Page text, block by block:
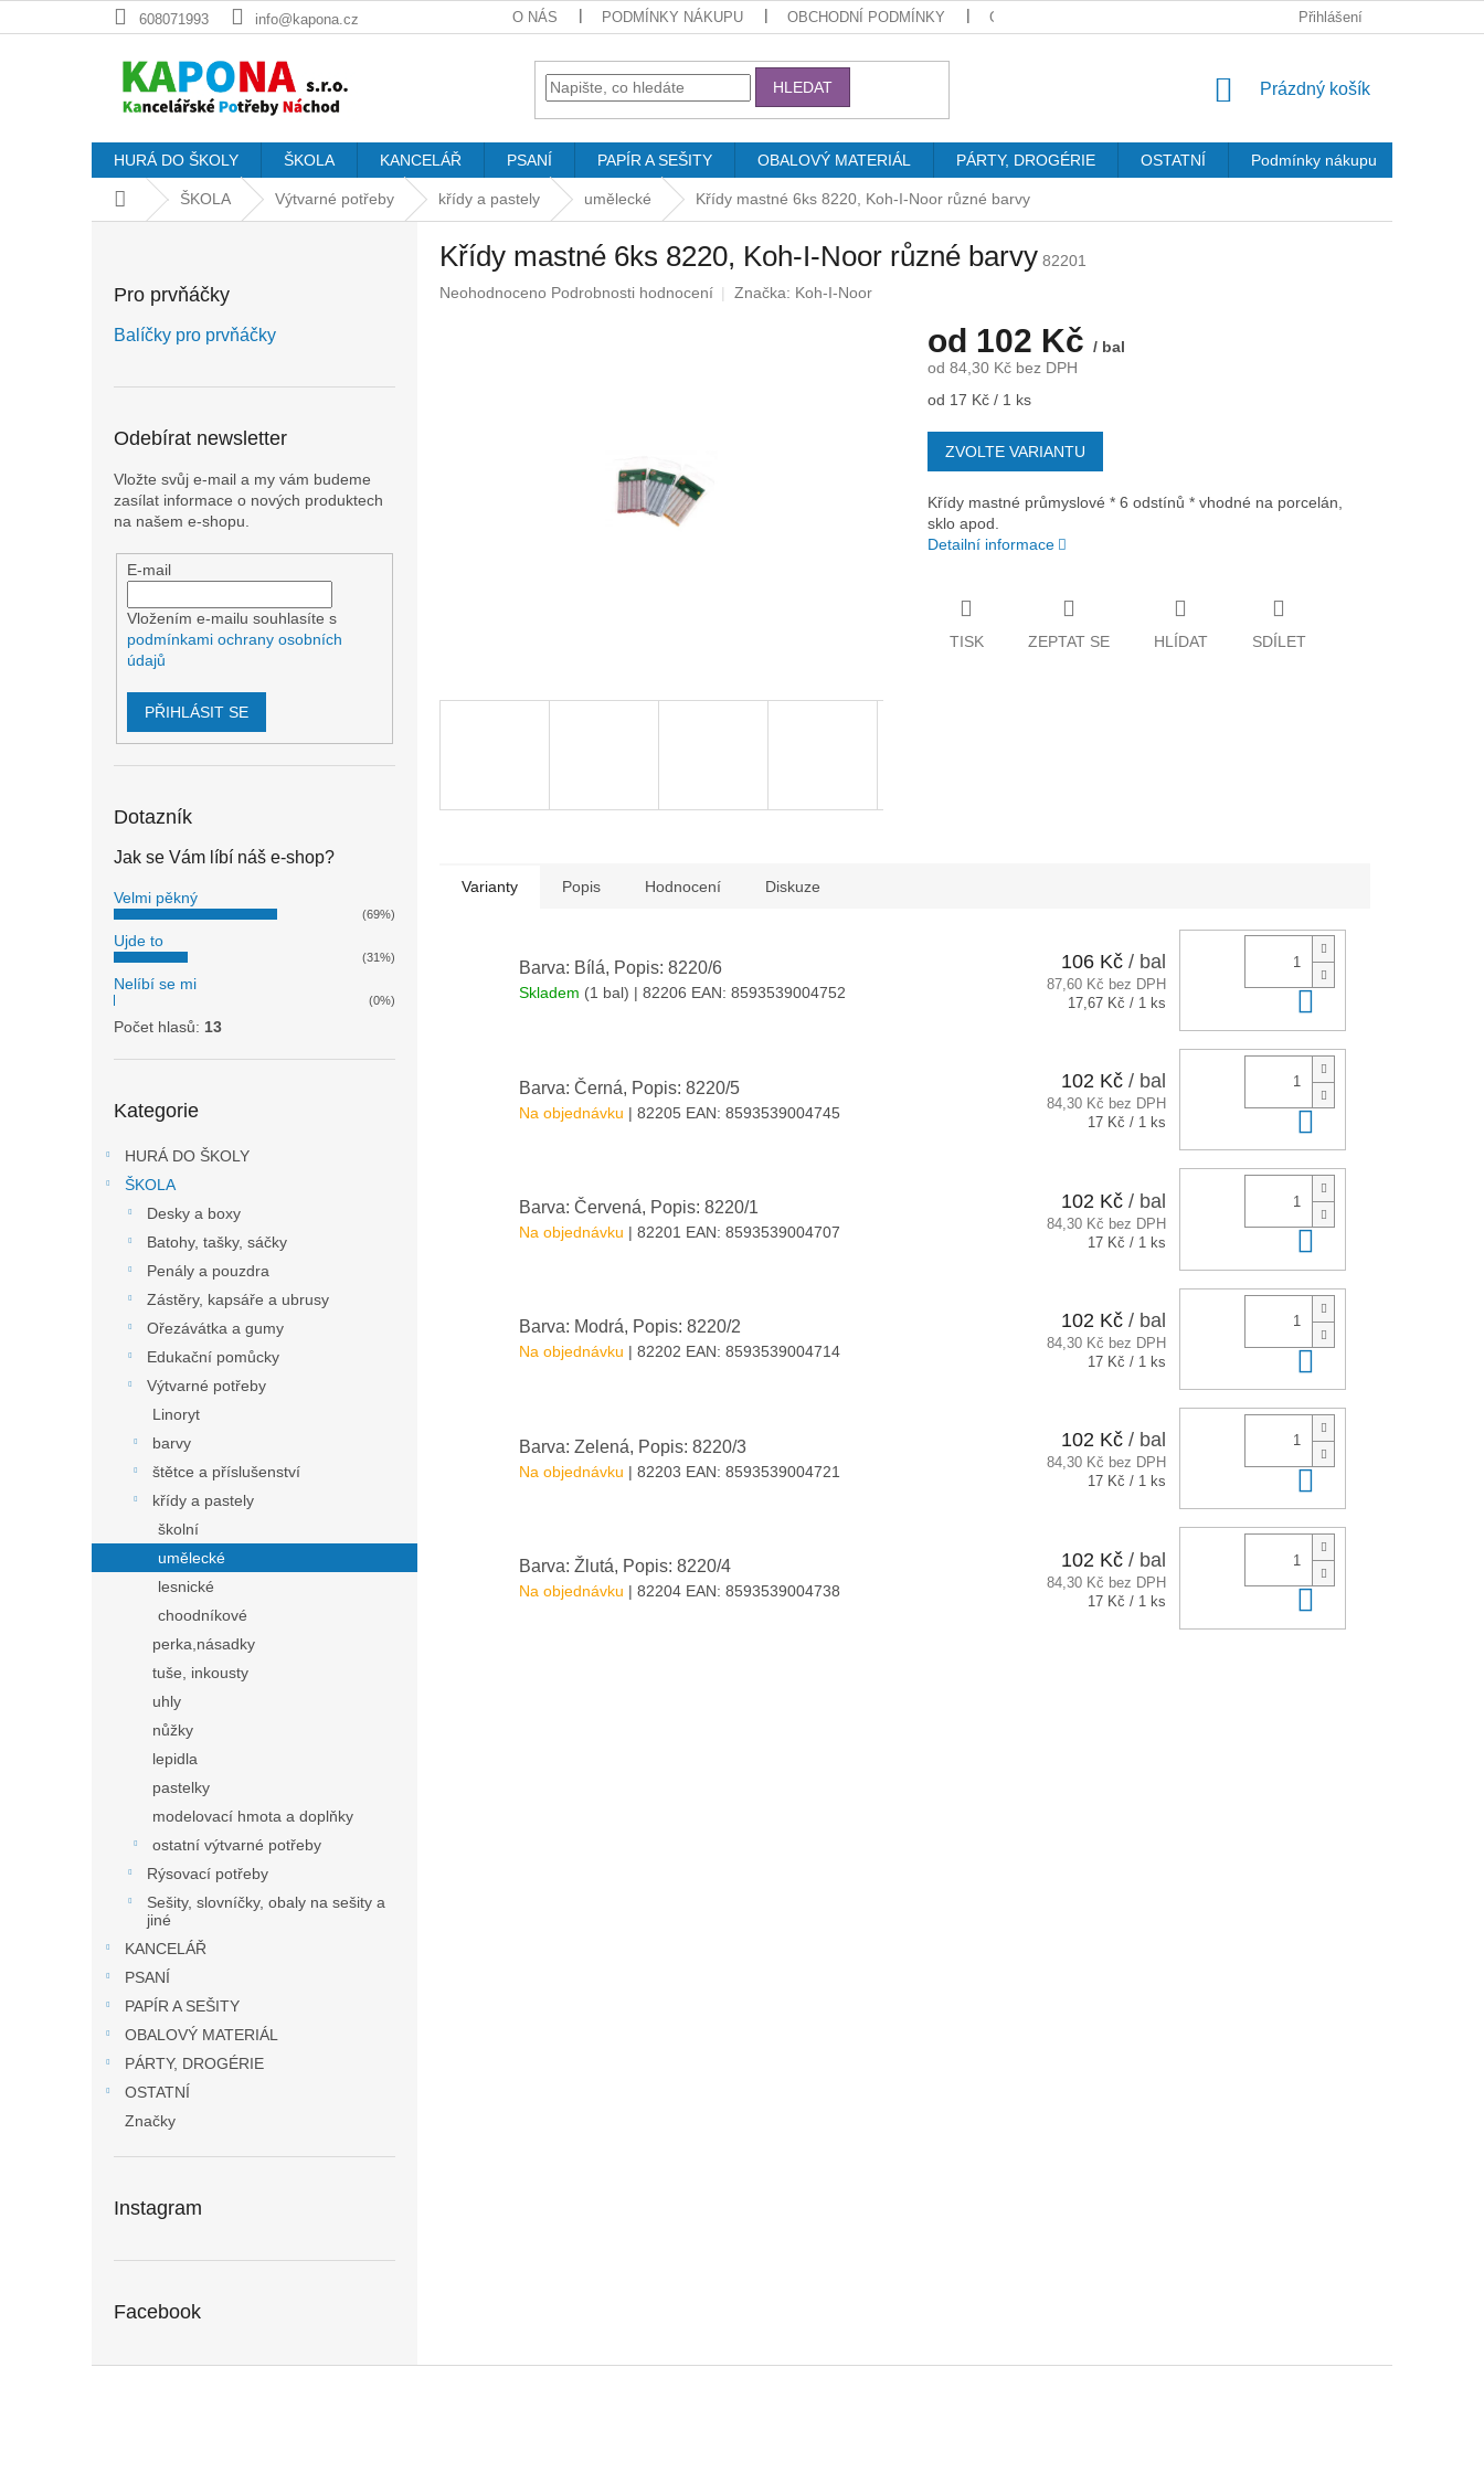
na
608071993 info@kapona.cz O NÁS PODMÍNKY NÁKUPU OBCHODNÍ PODMÍNKY GDPR Přihlášení
HLEDAT
NÁKUPNÍ
Prázdný košík
HURÁ DO ŠKOLY ŠKOLA KANCELÁŘ PSANÍ PAPÍR A SEŠITY OBALOVÝ MATERIÁL PÁRTY, DROGÉRIE OSTATNÍ Podmínky nákupu
Domů ŠKOLA Výtvarné potřeby křídy a pastely umělecké Křídy mastné 6ks 8220, Koh-I-Noor různé barvy
Pro prvňáčky
Balíčky pro prvňáčky
Odebírat newsletter
Vložte svůj e-mail a my vám budeme
zasílat informace o nových produktech
na našem e-shopu.
E-mail
Vložením e-mailu souhlasíte s
podmínkami ochrany osobních
údajů
PŘIHLÁSIT SE
Dotazník
Jak se Vám líbí náš e-shop?
Velmi pěkný
(69%)
Ujde to
(31%)
Nelíbí se mi
(0%)
Počet hlasů: 13
kategorie
Kategorie
HURÁ DO ŠKOLY
ŠKOLA
Desky a boxy
Batohy, tašky, sáčky
Penály a pouzdra
Zástěry, kapsáře a ubrusy
Ořezávátka a gumy
Edukační pomůcky
Výtvarné potřeby
Linoryt
barvy
štětce a příslušenství
křídy a pastely
školní
umělecké
lesnické
choodníkové
perka,násadky
tuše, inkousty
uhly
nůžky
lepidla
pastelky
modelovací hmota a doplňky
ostatní výtvarné potřeby
Rýsovací potřeby
Sešity, slovníčky, obaly na sešity a
jiné
KANCELÁŘ
PSANÍ
PAPÍR A SEŠITY
OBALOVÝ MATERIÁL
PÁRTY, DROGÉRIE
OSTATNÍ
Značky
Instagram
Facebook
Křídy mastné 6ks 8220, Koh-I-Noor různé barvy 82201
Průměrné
Neohodnoceno Podrobnosti hodnocení Značka: Koh-I-Noor
od 102 Kč / bal
od 84,30 Kčbez DPH
Měrná
od 17 Kč / 1 ks
ZVOLTE VARIANTU
Křídy mastné průmyslové * 6 odstínů * vhodné na porcelán,
sklo apod.
Detailní informace
TISK ZEPTAT SE HLÍDAT SDÍLET
Varianty Popis Hodnocení Diskuze
Barva: Bílá, Popis: 8220/6
Skladem (1 bal) | 82206 EAN: 8593539004752
106 Kč / bal
87,60 Kč bez DPH
Měrná
17,67 Kč / 1 ks
Barva: Černá, Popis: 8220/5
Na objednávku | 82205 EAN: 8593539004745
102 Kč / bal
84,30 Kč bez DPH
Měrná
17 Kč / 1 ks
Barva: Červená, Popis: 8220/1
Na objednávku | 82201 EAN: 8593539004707
102 Kč / bal
84,30 Kč bez DPH
Měrná
17 Kč / 1 ks
Barva: Modrá, Popis: 8220/2
Na objednávku | 82202 EAN: 8593539004714
102 Kč / bal
84,30 Kč bez DPH
Měrná
17 Kč / 1 ks
Barva: Zelená, Popis: 8220/3
Na objednávku | 82203 EAN: 8593539004721
102 Kč / bal
84,30 Kč bez DPH
Měrná
17 Kč / 1 ks
Barva: Žlutá, Popis: 8220/4
Na objednávku | 82204 EAN: 8593539004738
102 Kč / bal
84,30 Kč bez DPH
Měrná
17 Kč / 1 ks